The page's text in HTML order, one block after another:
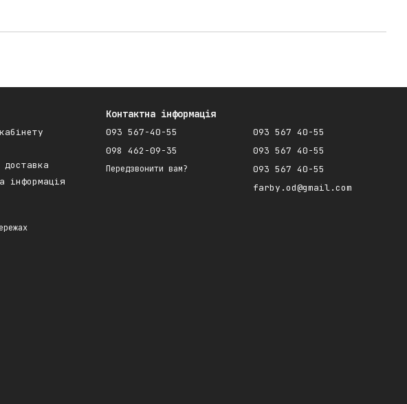
інформація
Контактна інформація
093 567-40-55
098 462-09-35
Передзвонити вам?
093 567 40-55
093 567 40-55
093 567 40-55
farby.od@gmail.com